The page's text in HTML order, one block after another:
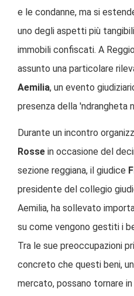
e le condanne, ma si
uno degli aspetti più
immobili confiscati. A
assunto una particolare
Aemilia, un evento
presenza della 'ndrangheta
Durante un incontro
Rosse in occasione del
sezione reggiana, il giudice
presidente del collegio
Aemilia, ha sollevato
su come vengono gestiti i
Tra le sue preoccupazioni
concreto che questi beni,
mercato, possano tornare